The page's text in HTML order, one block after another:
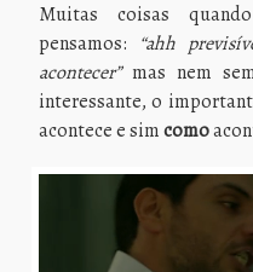
Muitas coisas
pensamos: “ahh
acontecer”mas nem
interessante, o
acontece e simcomo